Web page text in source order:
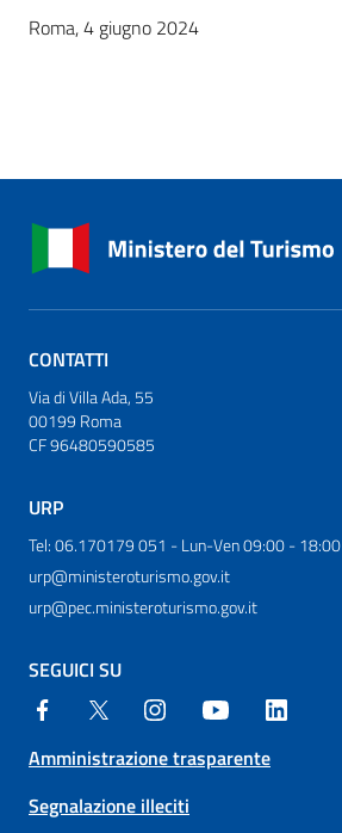
Roma, 4 giugno 2024
CONTATTI
Via di Villa Ada, 55
00199 Roma
CF 96480590585
URP
Tel: 06.170179 051 - Lun-Ven 09:00 - 18:00
urp@ministeroturismo.gov.it
urp@pec.ministeroturismo.gov.it
SEGUICI SU
Amministrazione trasparente
Segnalazione illeciti